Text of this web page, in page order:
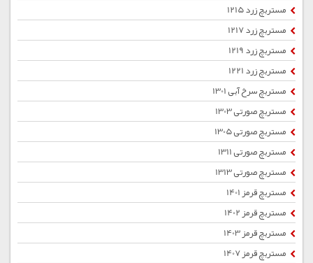
مستربچ زرد 1215
مستربچ زرد 1217
مستربچ زرد 1219
مستربچ زرد 1221
مستربچ سرخ آبی 1301
مستربچ صورتی 1303
مستربچ صورتی 1305
مستربچ صورتی 1311
مستربچ صورتی 1313
مستربچ قرمز 1401
مستربچ قرمز 1402
مستربچ قرمز 1403
مستربچ قرمز 1407